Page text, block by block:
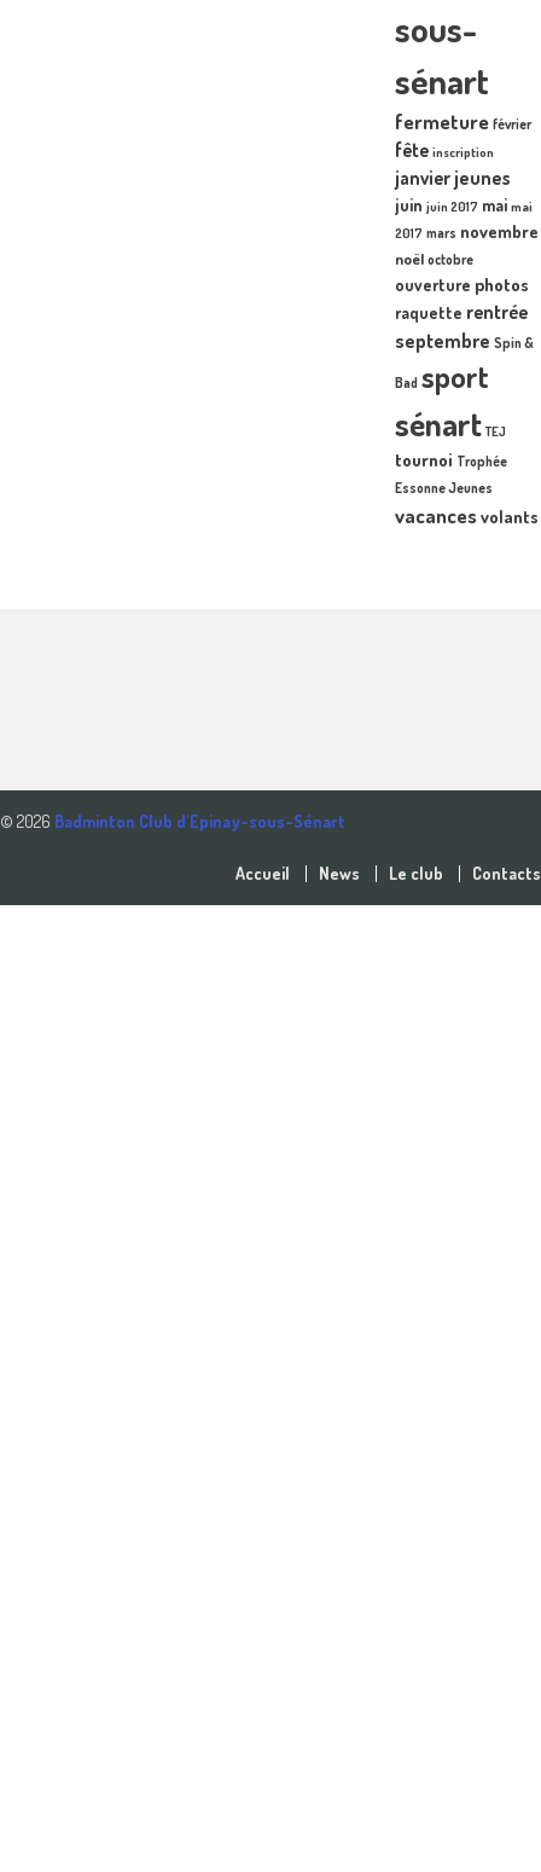
sous-
sénart
fermeture février
fête inscription
janvier jeunes
juin juin 2017 mai mai
2017 mars novembre
noël octobre
ouverture photos
raquette rentrée
septembre Spin &
Bad sport
sénart TEJ
tournoi Trophée
Essonne Jeunes
vacancesvolants
© 2026 Badminton Club d'Epinay-sous-Sénart
Accueil News Le club Contacts